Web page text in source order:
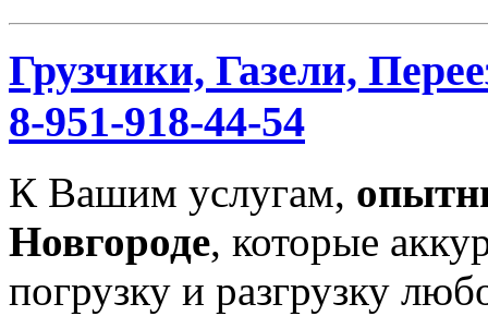
Грузчики, Газели,
8-951-918-44-54
К Вашим услугам,
Новгороде, которые
погрузку и разгрузку